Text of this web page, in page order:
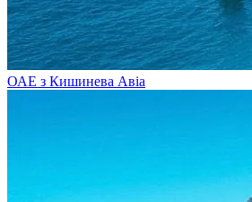
ОАЕ з Кишинева Авіа